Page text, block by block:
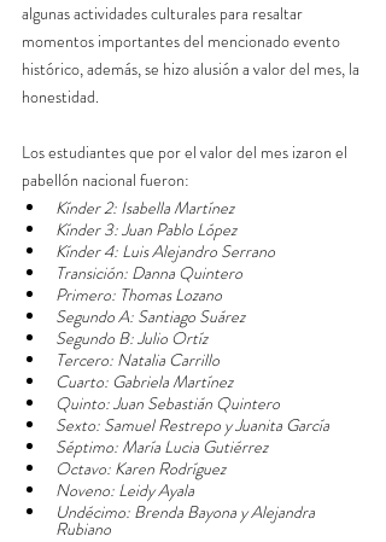
algunas actividades culturales para resaltar
momentos importantes del mencionado evento
histórico, además, se hizo alusión a valor del mes, la
honestidad.
Los estudiantes que por el valor del mes izaron el
pabellón nacional fueron:
Kínder 2: Isabella Martínez
Kínder 3: Juan Pablo López
Kínder 4: Luis Alejandro Serrano
Transición: Danna Quintero
Primero: Thomas Lozano
Segundo A: Santiago Suárez
Segundo B: Julio Ortíz
Tercero: Natalia Carrillo
Cuarto: Gabriela Martínez
Quinto: Juan Sebastián Quintero
Sexto: Samuel Restrepo y Juanita García
Séptimo: María Lucia Gutiérrez
Octavo: Karen Rodríguez
Noveno: Leidy Ayala
Undécimo: Brenda Bayona y Alejandra
Rubiano